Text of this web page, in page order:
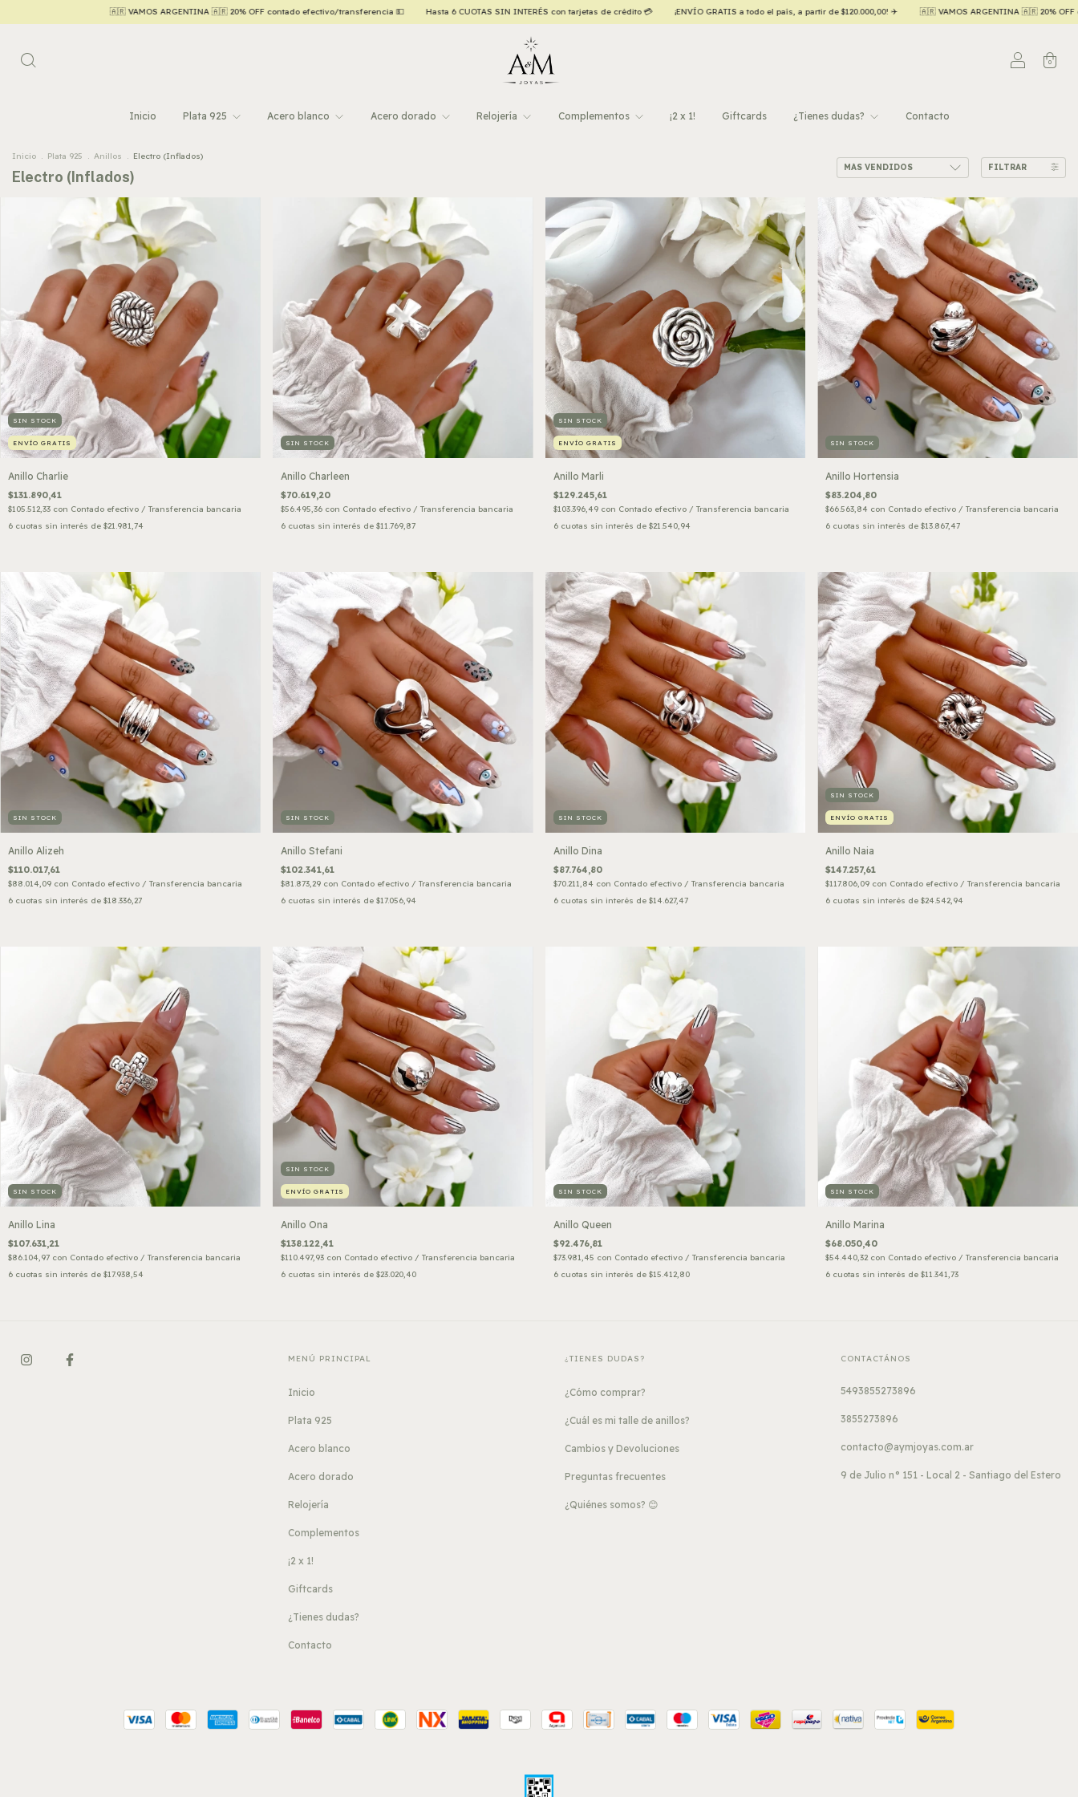
🇦🇷 VAMOS ARGENTINA 🇦🇷 20% OFF contado efectivo/transferencia 💵 Hasta 6 CUOTAS SIN INTERÉS con tarjetas de crédito 💳 ¡ENVÍO GRATIS a todo el país, a partir de $120.000,00! ✈️ 🇦🇷 VAMOS ARGENTINA 🇦🇷 20% OFF contado
0
Inicio Plata 925 Acero blanco Acero dorado Relojería Complementos ¡2 x 1! Giftcards ¿Tienes dudas? Contacto
Inicio . Plata 925 . Anillos . Electro (Inflados)
Electro (Inflados)
FILTRAR
SIN STOCK
ENVÍO GRATIS
Anillo Charlie
$131.890,41
$105.512,33 con Contado efectivo / Transferencia bancaria
6 cuotas sin interés de $21.981,74
SIN STOCK
Anillo Charleen
$70.619,20
$56.495,36 con Contado efectivo / Transferencia bancaria
6 cuotas sin interés de $11.769,87
SIN STOCK
ENVÍO GRATIS
Anillo Marli
$129.245,61
$103.396,49 con Contado efectivo / Transferencia bancaria
6 cuotas sin interés de $21.540,94
SIN STOCK
Anillo Hortensia
$83.204,80
$66.563,84 con Contado efectivo / Transferencia bancaria
6 cuotas sin interés de$13.867,47
SIN STOCK
Anillo Alizeh
$110.017,61
$88.014,09 con Contado efectivo / Transferencia bancaria
6 cuotas sin interés de $18.336,27
SIN STOCK
Anillo Stefani
$102.341,61
$81.873,29 con Contado efectivo / Transferencia bancaria
6 cuotas sin interés de $17.056,94
SIN STOCK
Anillo Dina
$87.764,80
$70.211,84 con Contado efectivo / Transferencia bancaria
6 cuotas sin interés de $14.627,47
SIN STOCK
ENVÍO GRATIS
Anillo Naia
$147.257,61
$117.806,09 con Contado efectivo / Transferencia bancaria
6 cuotas sin interés de$24.542,94
SIN STOCK
Anillo Lina
$107.631,21
$86.104,97 con Contado efectivo / Transferencia bancaria
6 cuotas sin interés de $17.938,54
SIN STOCK
ENVÍO GRATIS
Anillo Ona
$138.122,41
$110.497,93 con Contado efectivo / Transferencia bancaria
6 cuotas sin interés de $23.020,40
SIN STOCK
Anillo Queen
$92.476,81
$73.981,45 con Contado efectivo / Transferencia bancaria
6 cuotas sin interés de $15.412,80
SIN STOCK
Anillo Marina
$68.050,40
$54.440,32 con Contado efectivo / Transferencia bancaria
6 cuotas sin interés de$11.341,73
MENÚ PRINCIPAL
Inicio
Plata 925
Acero blanco
Acero dorado
Relojería
Complementos
¡2 x 1!
Giftcards
¿Tienes dudas?
Contacto
¿TIENES DUDAS?
¿Cómo comprar?
¿Cuál es mi talle de anillos?
Cambios y Devoluciones
Preguntas frecuentes
¿Quiénes somos? 😊
CONTACTÁNOS
5493855273896
3855273896
contacto@aymjoyas.com.ar
9 de Julio n° 151 - Local 2 - Santiago del Estero